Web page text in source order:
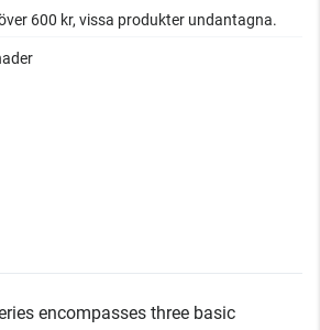
600 kr, vissa produkter undantagna.
encompasses three basic